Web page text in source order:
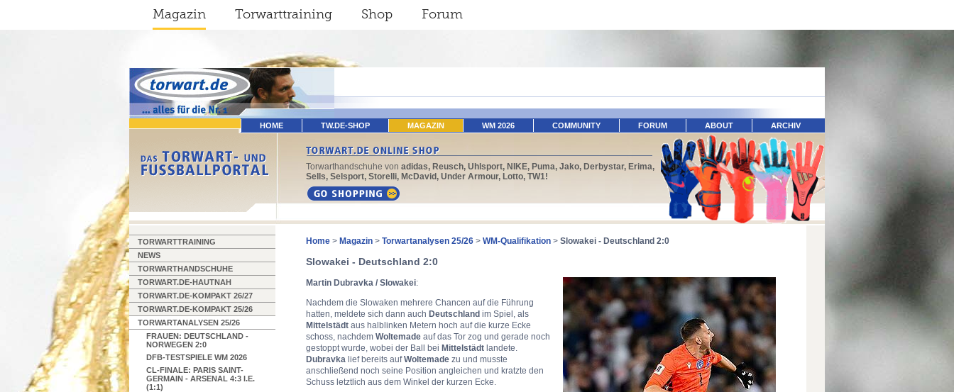
Magazin Torwarttraining Shop Forum
HOME TW.DE-SHOP MAGAZIN WM 2026 COMMUNITY FORUM ABOUT ARCHIV
Torwarthandschuhe von adidas, Reusch, Uhlsport, NIKE, Puma, Jako, Derbystar, Erima,
Sells, Selsport, Storelli, McDavid, Under Armour, Lotto, TW1!
TORWARTTRAINING
NEWS
TORWARTHANDSCHUHE
TORWART.DE-HAUTNAH
TORWART.DE-KOMPAKT 26/27
TORWART.DE-KOMPAKT 25/26
TORWARTANALYSEN 25/26
FRAUEN: DEUTSCHLAND -
NORWEGEN 2:0
DFB-TESTSPIELE WM 2026
CL-FINALE: PARIS SAINT-
GERMAIN - ARSENAL 4:3 I.E.
(1:1)
Home > Magazin > Torwartanalysen 25/26 > WM-Qualifikation > Slowakei - Deutschland 2:0
Slowakei - Deutschland 2:0
Martin Dubravka / Slowakei:
Nachdem die Slowaken mehrere Chancen auf die Führung
hatten, meldete sich dann auch Deutschland im Spiel, als
Mittelstädt aus halblinken Metern hoch auf die kurze Ecke
schoss, nachdem Woltemade auf das Tor zog und gerade noch
gestoppt wurde, wobei der Ball bei Mittelstädt landete.
Dubravka lief bereits aufWoltemade zu und musste
anschließend noch seine Position angleichen und kratzte den
Schuss letztlich aus dem Winkel der kurzen Ecke.